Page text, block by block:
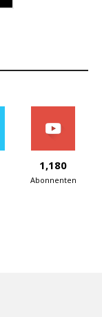
1,180
Abonnenten